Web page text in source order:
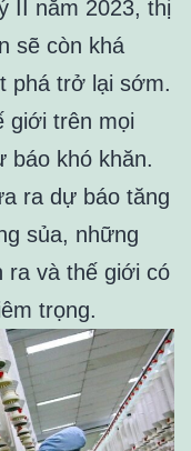
II năm 2023, thị
sẽ còn khá
phá trở lại sớm.
giới trên mọi
báo khó khăn.
ra dự báo tăng
sủa, những
ra và thế giới có
trọng.